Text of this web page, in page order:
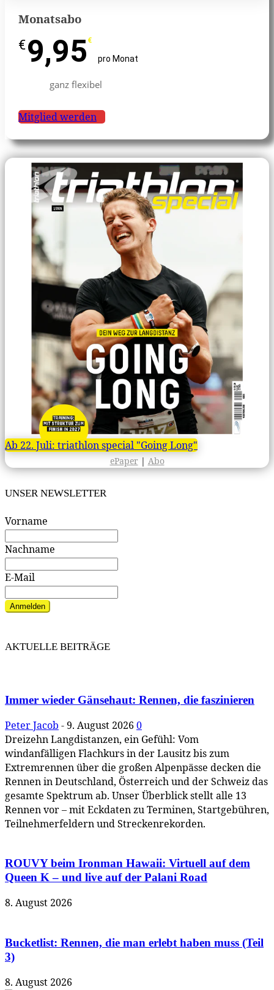
Monatsabo
€9,95 €
pro Monat
ganz flexibel
Mitglied werden
Ab 22. Juli: triathlon special "Going Long"
ePaper| Abo
UNSER NEWSLETTER
Vorname
Nachname
E-Mail
Anmelden
AKTUELLE BEITRÄGE
Immer wieder Gänsehaut: Rennen, die faszinieren
Peter Jacob -9. August 2026 0
Dreizehn Langdistanzen, ein Gefühl: Vom
windanfälligen Flachkurs in der Lausitz bis zum
Extremrennen über die großen Alpenpässe decken die
Rennen in Deutschland, Österreich und der Schweiz das
gesamte Spektrum ab. Unser Überblick stellt alle 13
Rennen vor – mit Eckdaten zu Terminen, Startgebühren,
Teilnehmerfeldern und Streckenrekorden.
ROUVY beim Ironman Hawaii: Virtuell auf dem
Queen K – und live auf der Palani Road
8. August 2026
Bucketlist: Rennen, die man erlebt haben muss (Teil
3)
8. August 2026